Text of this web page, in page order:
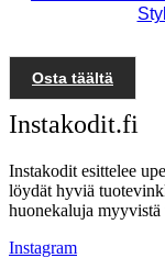
Osta täältä
Instakodit.fi
Instakodit esittelee
löydät hyviä
huonekaluja
Instagram